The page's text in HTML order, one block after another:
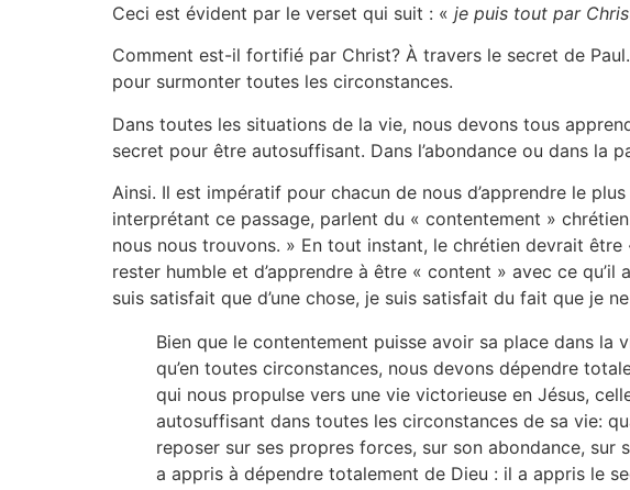
Ceci est évident par le verset qui suit : « je puis tout par
Comment est-il fortifié par Christ? À travers le secret de
pour surmonter toutes les circonstances.
Dans toutes les situations de la vie, nous devons tous
secret pour être autosuffisant. Dans l’abondance ou dans la
Ainsi. Il est impératif pour chacun de nous d’apprendre le
interprétant ce passage, parlent du « contentement »
nous nous trouvons. » En tout instant, le chrétien devrait
rester humble et d’apprendre à être « content » avec ce
suis satisfait que d’une chose, je suis satisfait du fait que je
Bien que le contentement puisse avoir sa place dans
qu’en toutes circonstances, nous devons dépendre
qui nous propulse vers une vie victorieuse en Jésus,
autosuffisant dans toutes les circonstances de sa vie:
reposer sur ses propres forces, sur son abondance, sur
a appris à dépendre totalement de Dieu : il a appris le